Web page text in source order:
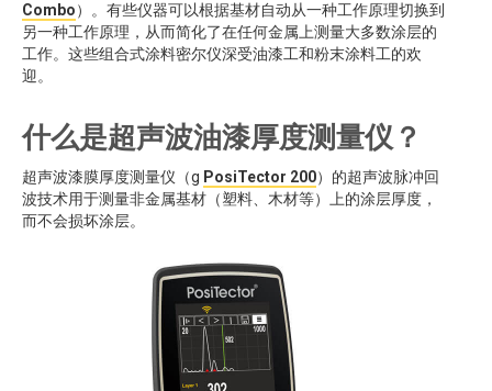
Combo）。有些仪器可以根据基材自动从一种工作原理切换到
另一种工作原理，从而简化了在任何金属上测量大多数涂层的
工作。这些组合式涂料密尔仪深受油漆工和粉末涂料工的欢
迎。
什么是超声波油漆厚度测量仪？
超声波漆膜厚度测量仪（g PosiTector 200）的超声波脉冲回
波技术用于测量非金属基材（塑料、木材等）上的涂层厚度，
而不会损坏涂层。